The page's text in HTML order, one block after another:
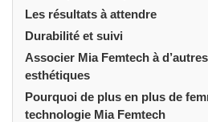
Les résultats à attendre
Durabilité et suivi
Associer Mia Femtech à
esthétiques
Pourquoi de plus en plus de
technologie Mia Femtech